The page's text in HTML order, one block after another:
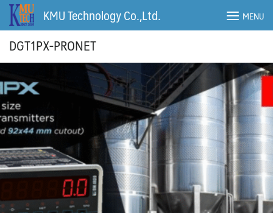
Skip
KMU Technology Co.,Ltd. MENU
DGT1PX-PRONET